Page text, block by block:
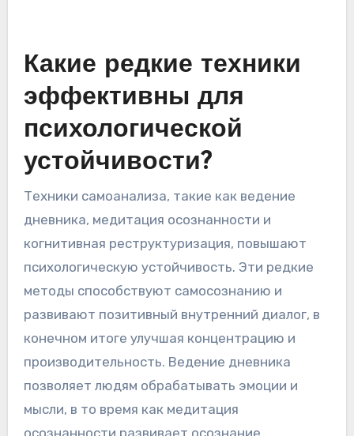
Какие редкие техники
эффективны для
психологической
устойчивости?
Техники самоанализа, такие как ведение
дневника, медитация осознанности и
когнитивная реструктуризация, повышают
психологическую устойчивость. Эти редкие
методы способствуют самосознанию и